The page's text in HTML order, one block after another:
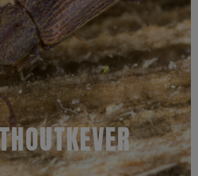
is kort ten opzichte van die
legt 70 eitjes in zeer kleine openingen.
tot drie dagen na de bevruchting. De eitjes
Na één tot drie weken komen de
het spinthout in. Als de larven